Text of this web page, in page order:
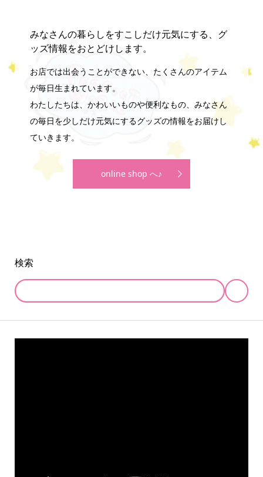
みなさんの暮らしをすこしだけ元気にする、グ
ッズ情報をおとどけします。
お店では出会うことができない、たくさんのアイテム
が毎日生まれています。
わたしたちは、かわいいものや便利なもの、みなさん
の毎日を少しだけ元気にするグッズの情報をお届けし
ていきます。
online shop へ♪
検索